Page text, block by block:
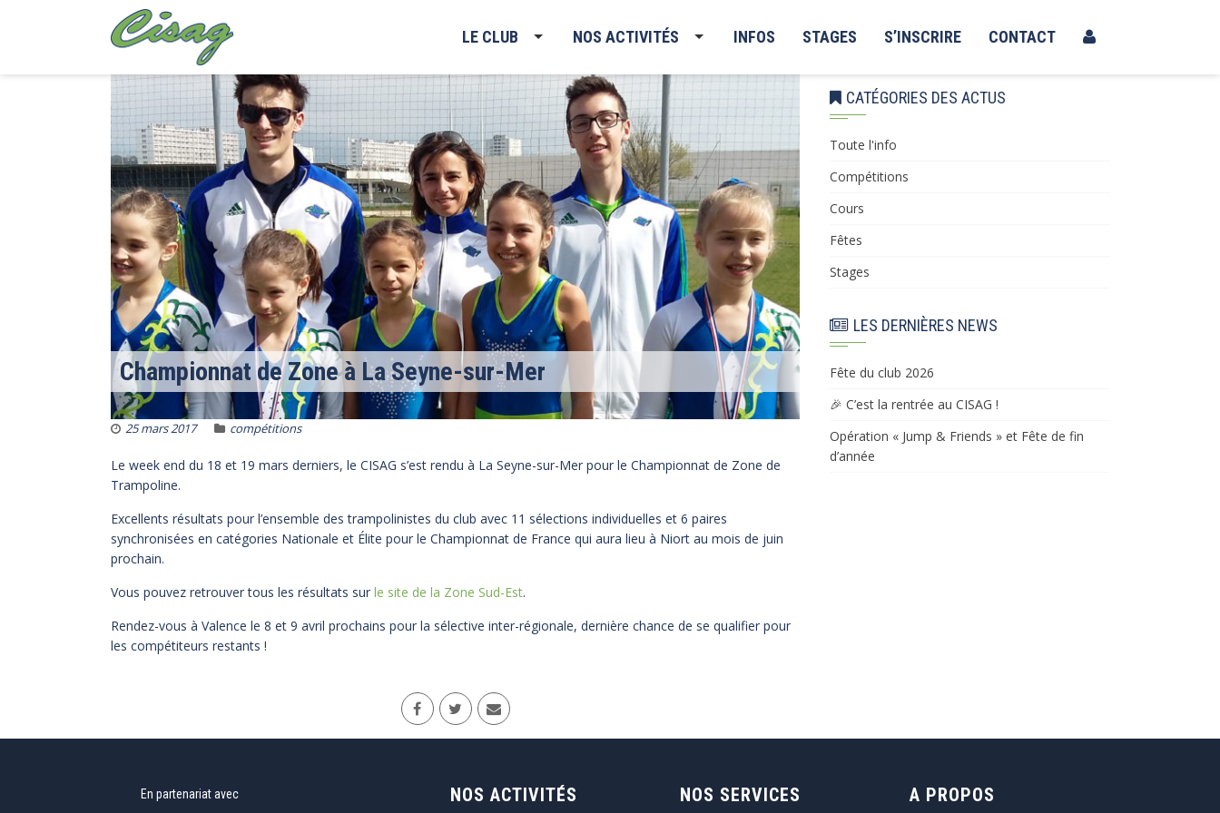
LE CLUB NOS ACTIVITÉS INFOS STAGES S’INSCRIRE CONTACT
Championnat de Zone à La Seyne-sur-Mer
25 mars 2017 compétitions
Le week end du 18 et 19 mars derniers, le CISAG s’est rendu à La Seyne-sur-Mer pour le Championnat de Zone de
Trampoline.
Excellents résultats pour l’ensemble des trampolinistes du club avec 11 sélections individuelles et 6 paires
synchronisées en catégories Nationale et Élite pour le Championnat de France qui aura lieu à Niort au mois de juin
prochain.
Vous pouvez retrouver tous les résultats sur le site de la Zone Sud-Est.
Rendez-vous à Valence le 8 et 9 avril prochains pour la sélective inter-régionale, dernière chance de se qualifier pour
les compétiteurs restants !
CATÉGORIES DES ACTUS
Toute l'info
Compétitions
Cours
Fêtes
Stages
LES DERNIÈRES NEWS
Fête du club 2026
🎉 C’est la rentrée au CISAG !
Opération « Jump & Friends » et Fête de fin
d’année​​
En partenariat avec NOS ACTIVITÉS NOS SERVICES A PROPOS